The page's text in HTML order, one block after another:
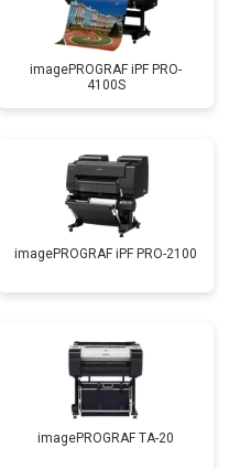
imagePROGRAF iPF PRO-
4100S
imagePROGRAF iPF PRO-2100
imagePROGRAF TA-20